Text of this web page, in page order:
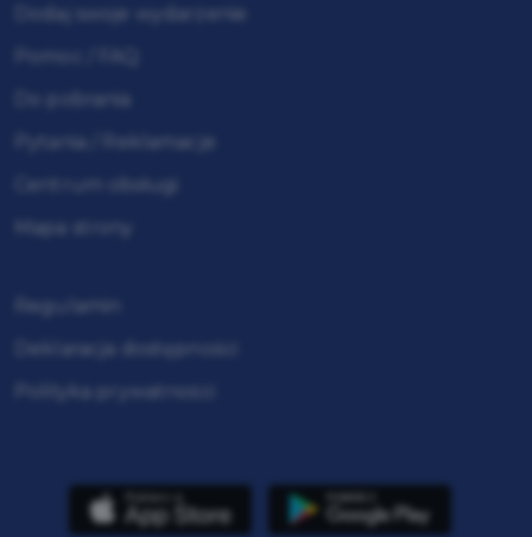
Dodaj swoje wydarzenie
Do pobrania
Pytania / Reklamacje
Centrum obsługi
Mapa strony
Regulamin
Deklaracja dostępności
Polityka prywatności